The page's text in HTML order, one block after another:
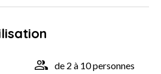
de 2 à 10 personnes